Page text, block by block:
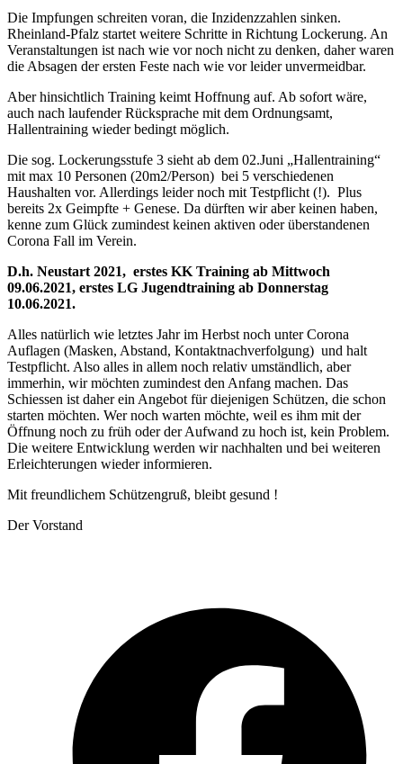
Die Impfungen schreiten voran, die Inzidenzzahlen sinken.
Rheinland-Pfalz startet weitere Schritte in Richtung Lockerung. An
Veranstaltungen ist nach wie vor noch nicht zu denken, daher waren
die Absagen der ersten Feste nach wie vor leider unvermeidbar.
Aber hinsichtlich Training keimt Hoffnung auf. Ab sofort wäre,
auch nach laufender Rücksprache mit dem Ordnungsamt,
Hallentraining wieder bedingt möglich.
Die sog. Lockerungsstufe 3 sieht ab dem 02.Juni „Hallentraining“
mit max 10 Personen (20m2/Person) bei 5 verschiedenen
Haushalten vor. Allerdings leider noch mit Testpflicht (!). Plus
bereits 2x Geimpfte + Genese. Da dürften wir aber keinen haben,
kenne zum Glück zumindest keinen aktiven oder überstandenen
Corona Fall im Verein.
D.h. Neustart 2021, erstes KK Training ab Mittwoch
09.06.2021, erstes LG Jugendtraining ab Donnerstag
10.06.2021.
Alles natürlich wie letztes Jahr im Herbst noch unter Corona
Auflagen (Masken, Abstand, Kontaktnachverfolgung) und halt
Testpflicht. Also alles in allem noch relativ umständlich, aber
immerhin, wir möchten zumindest den Anfang machen. Das
Schiessen ist daher ein Angebot für diejenigen Schützen, die schon
starten möchten. Wer noch warten möchte, weil es ihm mit der
Öffnung noch zu früh oder der Aufwand zu hoch ist, kein Problem.
Die weitere Entwicklung werden wir nachhalten und bei weiteren
Erleichterungen wieder informieren.
Mit freundlichem Schützengruß, bleibt gesund !
Der Vorstand